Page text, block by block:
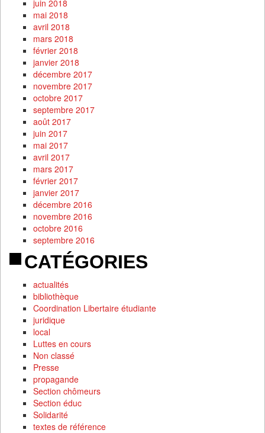
juin 2018
mai 2018
avril 2018
mars 2018
février 2018
janvier 2018
décembre 2017
novembre 2017
octobre 2017
septembre 2017
août 2017
juin 2017
mai 2017
avril 2017
mars 2017
février 2017
janvier 2017
décembre 2016
novembre 2016
octobre 2016
septembre 2016
CATÉGORIES
actualités
bibliothèque
Coordination Libertaire étudiante
juridique
local
Luttes en cours
Non classé
Presse
propagande
Section chômeurs
Section éduc
Solidarité
textes de référence